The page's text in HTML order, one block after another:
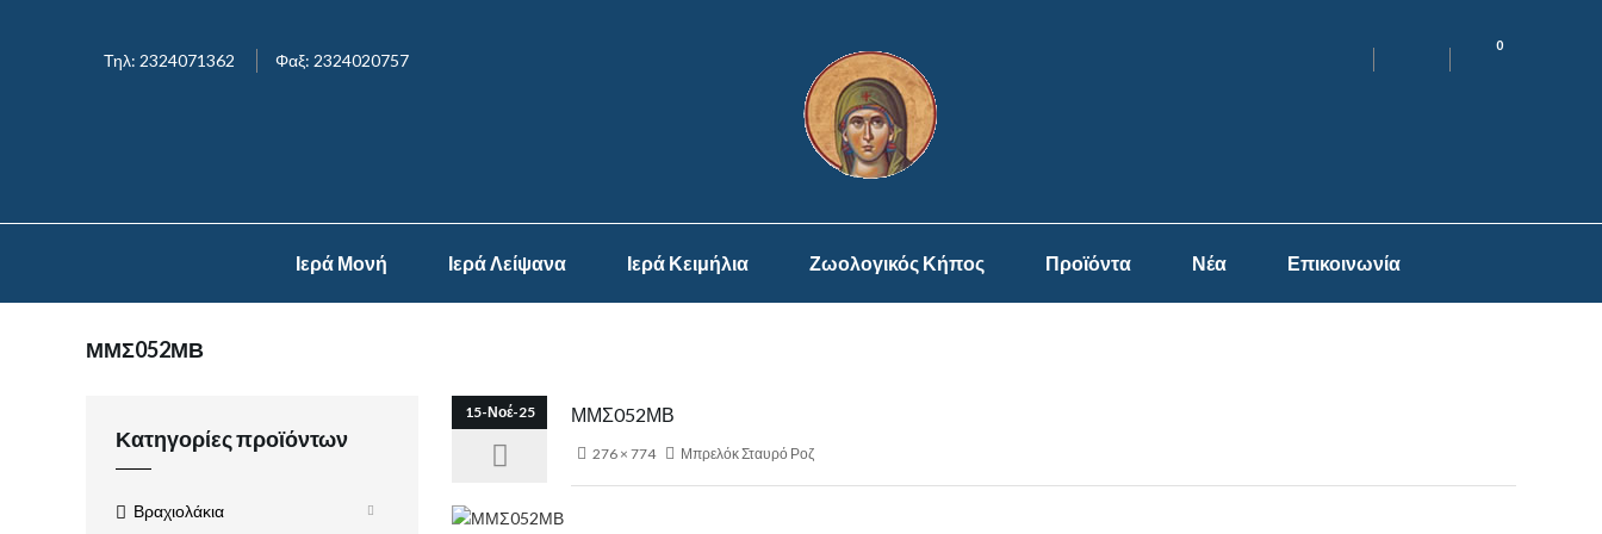
Τηλ: 2324071362 Φαξ: 2324020757
0
Ιερά Μονή Ιερά Λείψανα Ιερά Κειμήλια Ζωολογικός Κήπος Προϊόντα Νέα Επικοινωνία
ΜΜΣ052ΜΒ
15-Νοέ-25 ΜΜΣ052ΜΒ
276 × 774 Μπρελόκ Σταυρό Ροζ
Κατηγορίες προϊόντων
Βραχιολάκια